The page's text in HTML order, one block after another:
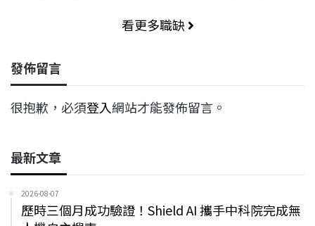
看更多職缺
發佈留言
很抱歉，必須登入網站才能發佈留言。
最新文章
2026-08-07
歷時三個月成功驗證！Shield AI 攜手中科院完成無